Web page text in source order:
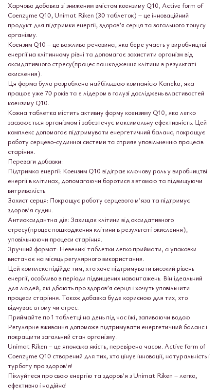
Харчова добавка зі зниженим вмістом коензиму Q10, Active form of
Coenzyme Q10, Unimat Riken (30 таблеток) – це інноваційний
продукт для підтримки енергії, здоров’я серця та загального тонусу
організму.
Коензим Q10 – це важлива речовина, яка бере участь у виробництві
енергії на клітинному рівні та допомагає захистити організм від
оксидативного стресу(процес пошкодження клітини в результаті
окислення).
Ця форма була розроблена найбільшою компанією Kaneka, яка
працює уже 70 років та є лідером в галузі досліджень властивостей
коензиму Q10.
Кожна таблетка містить активну форму коензиму Q10, яка легко
засвоюється організмом і забезпечує максимальну ефективність. Цей
комплекс допомагає підтримувати енергетичний баланс, покращує
роботу серцево-судинної системи та сприяє уповільненню процесів
старіння.
Переваги добавки:
Підтримка енергії: Коензим Q10 відіграє ключову роль у виробництві
енергії в клітинах, допомагаючи боротися з втомою та підвищуючи
витривалість.
Захист серця: Покращує роботу серцевого м’яза та підтримує
здоров’я судин.
Антиоксидантна дія: Захищає клітини від оксидативного
стресу(процес пошкодження клітини в результаті окислення),
уповільнюючи процеси старіння.
Зручний формат: Невеликі таблетки легко приймати, а упаковки
вистачає на місяць регулярного використання.
Цей комплекс підійде тим, хто хоче підтримувати високий рівень
енергії, особливо в періоди підвищених навантажень. Він ідеальний
для людей, які дбають про здоров’я серця і хочуть уповільнити
процеси старіння. Також добавка буде корисною для тих, хто
відчуває втому чи стрес.
Приймайте по 1 таблетці на день під час їжі, запиваючи водою.
Регулярне вживання допоможе підтримувати енергетичний баланс і
покращити загальний стан організму.
Unimat Riken – це японська якість, перевірена часом. Active form of
Coenzyme Q10 створений для тих, хто цінує інновації, натуральність і
турботу про здоров’я!
Піклуйтеся про свою енергію та здоров’я з Unimat Riken – легко,
ефективно і надійно!